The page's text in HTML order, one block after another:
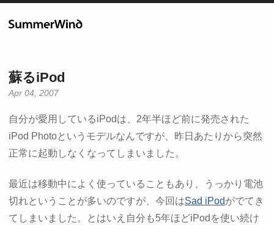
蘇るiPod
Apr 04, 2007
自分が愛用しているiPodは、2年半ほど前に発売された
iPod Photoというモデルなんですが、昨日あたりから突然
正常に起動しなくなってしまいました。
最近は移動中によく使っていることもあり、うっかり電池
切れということが多いのですが、今回はSad iPodがでてき
てしまいました。とはいえ自分も5年ほどiPodを使い続け